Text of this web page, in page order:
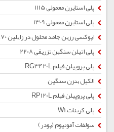
پلی استایرن معمولی 1115
پلی استایرن معمولی 1309
اپوکسی رزین جامد محلول در زایلین E01X70
پلی اتیلن سنگین تزریقی 2208
پلی پروپیلن فیلم RG3420L
الکیل بنزن سنگین
پلی پروپیلن فیلم RP120L
پلی کربنات W1
سولفات آمونیوم (پودر)